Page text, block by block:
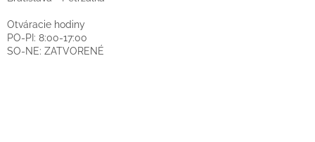
Otváracie hodiny
PO-PI: 8:00-17:00
SO-NE: ZATVORENÉ